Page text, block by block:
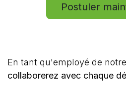
Postuler
En tant qu'employé de
collaborerez avec chaque